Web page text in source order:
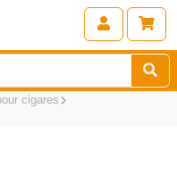
cigares